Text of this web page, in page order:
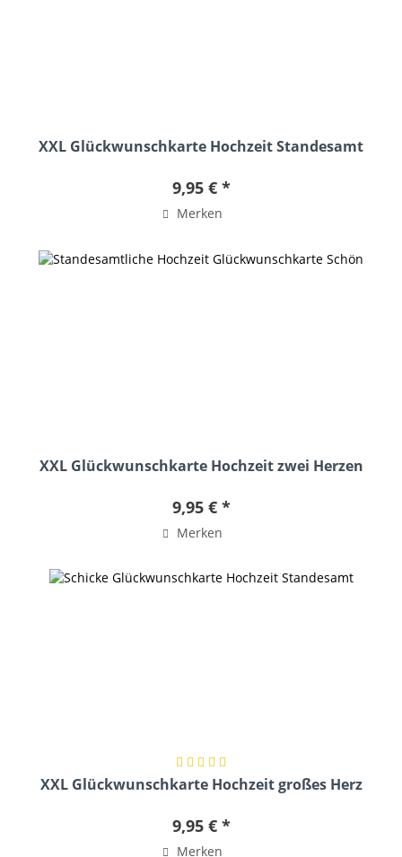
XXL Glückwunschkarte Hochzeit Standesamt
9,95 € *
Merken
XXL Glückwunschkarte Hochzeit zwei Herzen
9,95 € *
Merken
XXL Glückwunschkarte Hochzeit großes Herz
9,95 € *
Merken